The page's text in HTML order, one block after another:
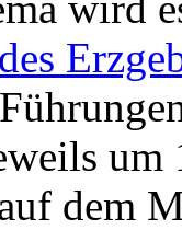
dem